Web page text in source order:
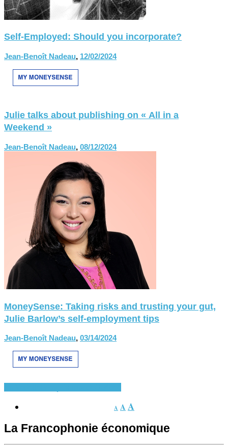
Self-Employed: Should you incorporate?
Jean-Benoît Nadeau, 12/02/2024
Julie talks about publishing on « All in a
Weekend »
Jean-Benoît Nadeau, 08/12/2024
MoneySense: Taking risks and trusting your gut,
Julie Barlow’s self-employment tips
Jean-Benoît Nadeau, 03/14/2024
A AA
La Francophonie économique